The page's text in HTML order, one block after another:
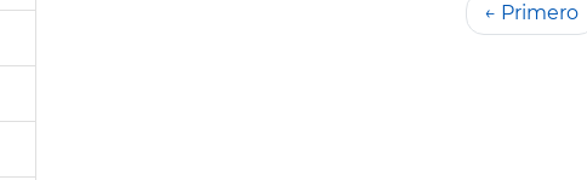
← Primero